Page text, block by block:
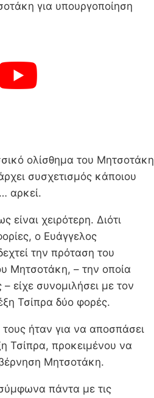
ολίσθημα του Μητσοτάκη
συσχετισμός κάποιου
αρκεί.
είναι χειρότερη. Διότι
ο Ευάγγελος
την πρόταση του
Μητσοτάκη, – την οποία
είχε συνομιλήσει με τον
Τσίπρα δύο φορές.
ήταν για να αποσπάσει
Τσίπρα, προκειμένου να
Μητσοτάκη.
πάντα με τις